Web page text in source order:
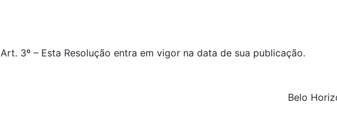
Art. 3º – Esta Resolução entra em vigor na data de sua publicação.
Belo